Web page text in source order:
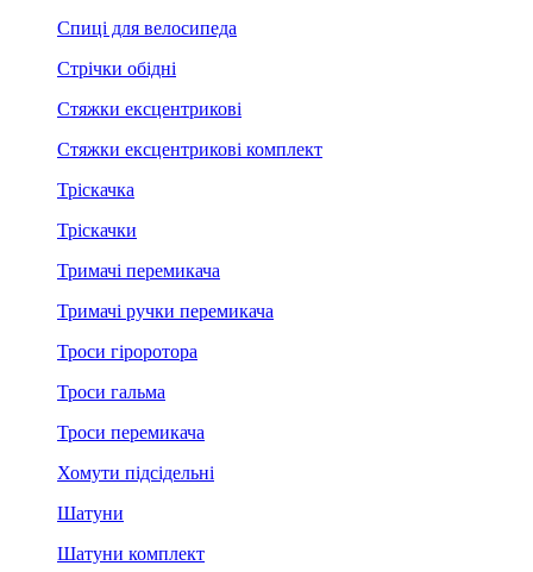
Спиці для велосипеда
Стрічки обідні
Стяжки ексцентрикові
Стяжки ексцентрикові комплект
Тріскачка
Тріскачки
Тримачі перемикача
Тримачі ручки перемикача
Троси гіроротора
Троси гальма
Троси перемикача
Хомути підсідельні
Шатуни
Шатуни комплект